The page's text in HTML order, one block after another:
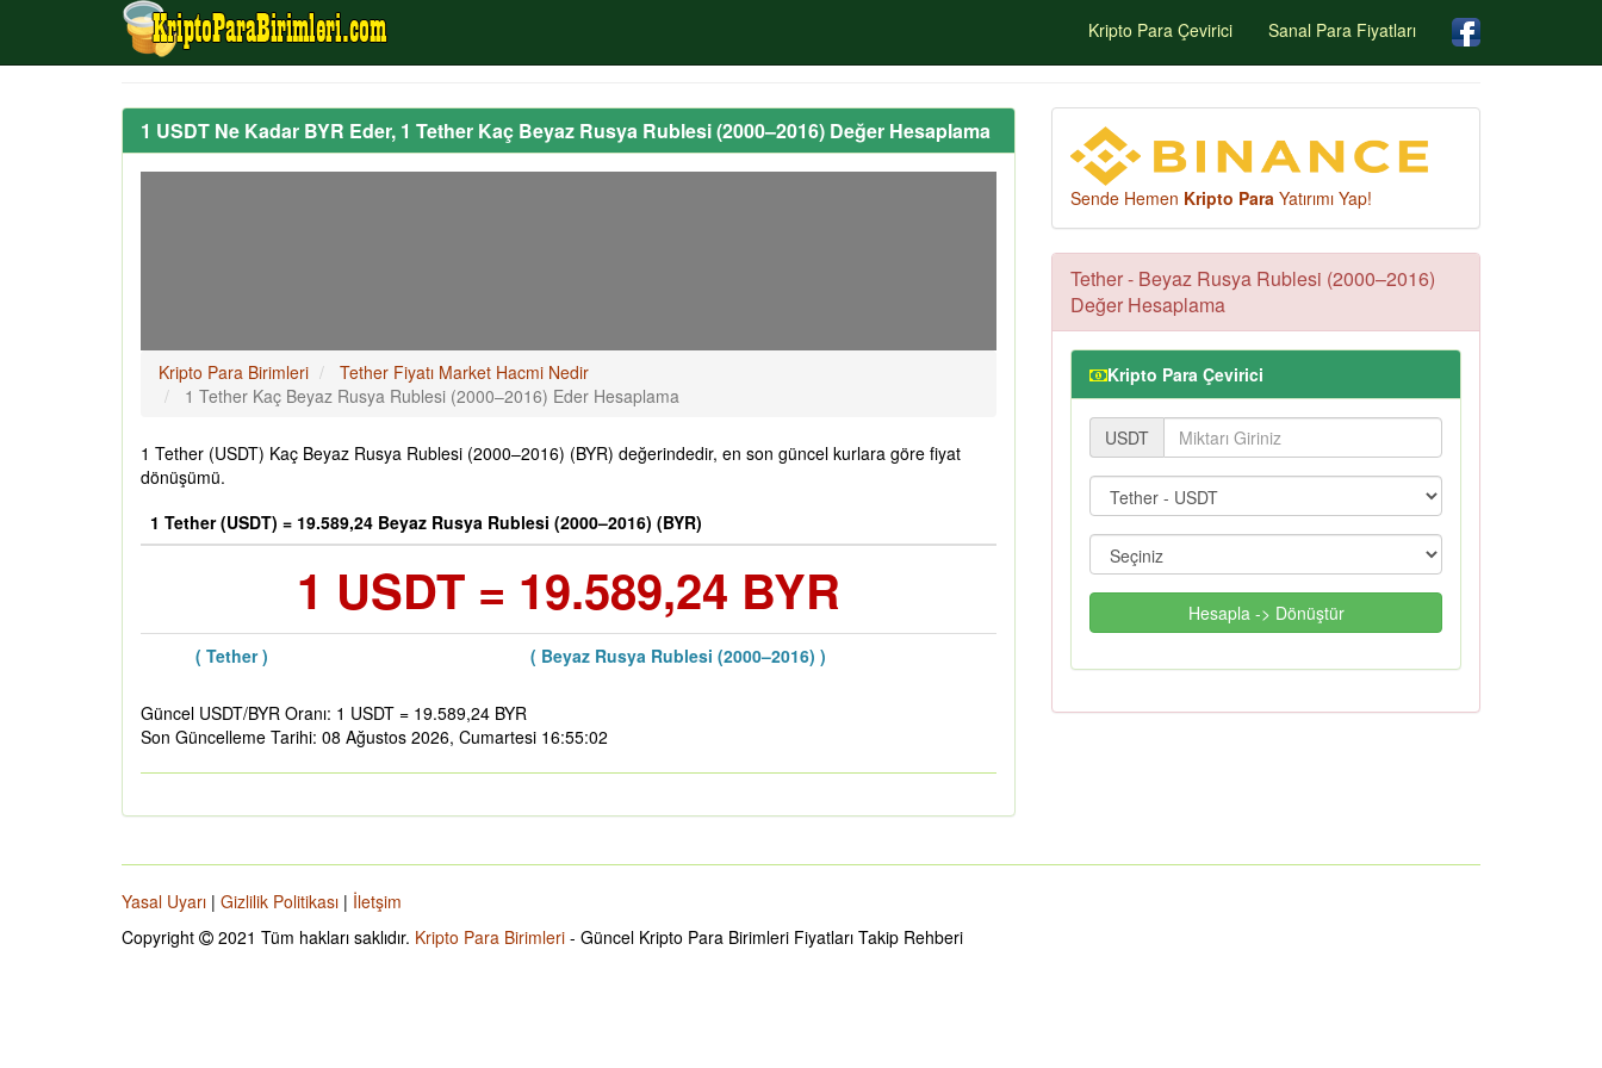
Kripto Para Çevirici Sanal Para Fiyatları
1 USDT Ne Kadar BYR Eder, 1 Tether Kaç Beyaz Rusya Rublesi (2000–2016) Değer Hesaplama
Kripto Para Birimleri
Tether Fiyatı Market Hacmi Nedir
1 Tether Kaç Beyaz Rusya Rublesi (2000–2016) Eder Hesaplama
1 Tether (USDT) Kaç Beyaz Rusya Rublesi (2000–2016) (BYR) değerindedir, en son güncel kurlara göre fiyat
dönüşümü.
1 Tether (USDT) = 19.589,24 Beyaz Rusya Rublesi (2000–2016) (BYR)
1 USDT = 19.589,24 BYR
( Tether ) ( Beyaz Rusya Rublesi (2000–2016) )
Güncel USDT/BYR Oranı: 1 USDT = 19.589,24 BYR
Son Güncelleme Tarihi: 08 Ağustos 2026, Cumartesi 16:55:02
Sende Hemen Kripto Para Yatırımı Yap!
Tether - Beyaz Rusya Rublesi (2000–2016)
Değer Hesaplama
Kripto Para Çevirici
USDT
Hesapla -> Dönüştür
Yasal Uyarı | Gizlilik Politikası | İletşim
Copyright
2021 Tüm hakları saklıdır. Kripto Para Birimleri - Güncel Kripto Para Birimleri Fiyatları Takip Rehberi